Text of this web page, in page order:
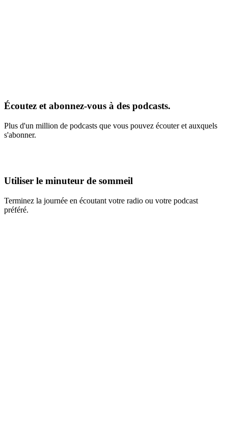
Écoutez et abonnez-vous à des podcasts.
Plus d'un million de podcasts que vous pouvez écouter et auxquels
s'abonner.
Utiliser le minuteur de sommeil
Terminez la journée en écoutant votre radio ou votre podcast
préféré.